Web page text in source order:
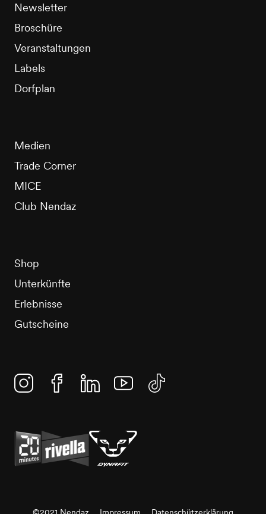
Newsletter
Broschüre
Veranstaltungen
Labels
Dorfplan
Medien
Trade Corner
MICE
Club Nendaz
Shop
Unterkünfte
Erlebnisse
Gutscheine